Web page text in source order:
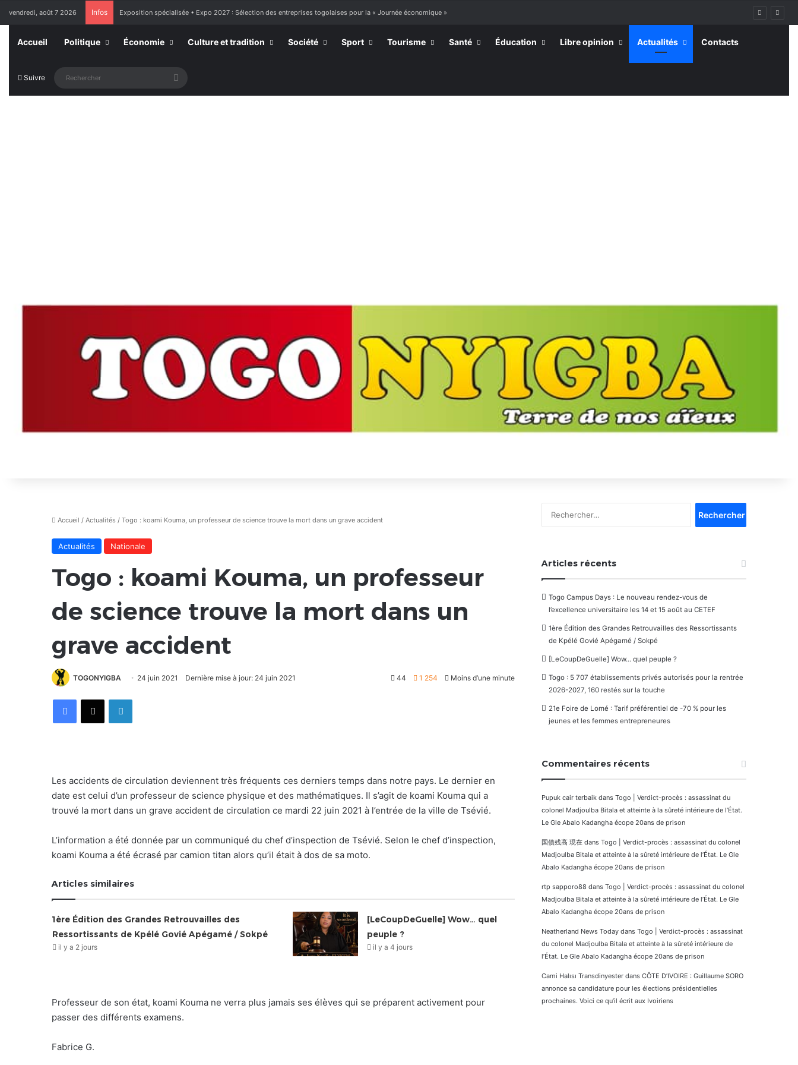
vendredi, août 7 2026 Infos Exposition spécialisée • Expo 2027 : Sélection des entreprises togolaises pour la « Journée économique »
Accueil Politique Économie Culture et tradition Société Sport Tourisme Santé Éducation Libre opinion Actualités Contacts
Suivre Rechercher
Accueil / Actualités / Togo : koami Kouma, un professeur de science trouve la mort dans un grave accident
Actualités Nationale
Togo : koami Kouma, un professeur
de science trouve la mort dans un
grave accident
TOGONYIGBA 24 juin 2021 Dernière mise à jour: 24 juin 2021 44 1 254 Moins d’une minute
FacebookX Linkedin
Les accidents de circulation deviennent très fréquents ces derniers temps dans notre pays. Le dernier en
date est celui d’un professeur de science physique et des mathématiques. Il s’agit de koami Kouma qui a
trouvé la mort dans un grave accident de circulation ce mardi 22 juin 2021 à l’entrée de la ville de Tsévié.
L’information a été donnée par un communiqué du chef d’inspection de Tsévié. Selon le chef d’inspection,
koami Kouma a été écrasé par camion titan alors qu’il était à dos de sa moto.
Articles similaires
1ère Édition des Grandes Retrouvailles des
Ressortissants de Kpélé Govié Apégamé / Sokpé
il y a 2 jours
[LeCoupDeGuelle] Wow… quel
peuple ?
il y a 4 jours
Professeur de son état, koami Kouma ne verra plus jamais ses élèves qui se préparent activement pour
passer des différents examens.
Fabrice G.
Articles récents
Togo Campus Days : Le nouveau rendez-vous de
l’excellence universitaire les 14 et 15 août au CETEF
1ère Édition des Grandes Retrouvailles des Ressortissants
de Kpélé Govié Apégamé / Sokpé
[LeCoupDeGuelle] Wow… quel peuple ?
Togo : 5 707 établissements privés autorisés pour la rentrée
2026-2027, 160 restés sur la touche
21e Foire de Lomé : Tarif préférentiel de -70 % pour les
jeunes et les femmes entrepreneures
Commentaires récents
Pupuk cair terbaik dans Togo | Verdict-procès : assassinat du
colonel Madjoulba Bitala et atteinte à la sûreté intérieure de l’État.
Le Gle Abalo Kadangha écope 20ans de prison
国債残高 現在 dans Togo | Verdict-procès : assassinat du colonel
Madjoulba Bitala et atteinte à la sûreté intérieure de l’État. Le Gle
Abalo Kadangha écope 20ans de prison
rtp sapporo88 dans Togo | Verdict-procès : assassinat du colonel
Madjoulba Bitala et atteinte à la sûreté intérieure de l’État. Le Gle
Abalo Kadangha écope 20ans de prison
Neatherland News Today dans Togo | Verdict-procès : assassinat
du colonel Madjoulba Bitala et atteinte à la sûreté intérieure de
l’État. Le Gle Abalo Kadangha écope 20ans de prison
Cami Halısı Transdinyester dans CÔTE D’IVOIRE : Guillaume SORO
annonce sa candidature pour les élections présidentielles
prochaines. Voici ce qu’il écrit aux Ivoiriens